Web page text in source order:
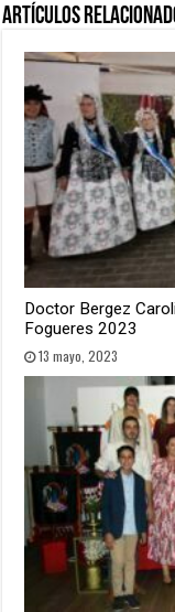
Artículos
Doctor Bergez
Fogueres 2023
13 mayo, 2023